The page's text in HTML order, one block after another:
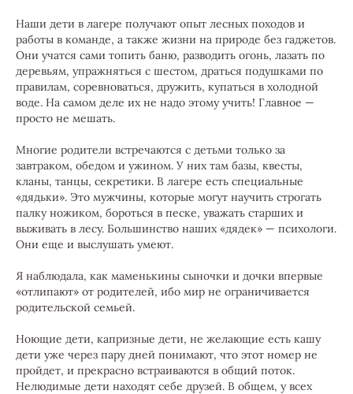
Наши дети в лагере получают опыт лесных походов и
работы в команде, а также жизни на природе без гаджетов.
Они учатся сами топить баню, разводить огонь, лазать по
деревьям, упражняться с шестом, драться подушками по
правилам, соревноваться, дружить, купаться в холодной
воде. На самом деле их не надо этому учить! Главное —
просто не мешать.
Многие родители встречаются с детьми только за
завтраком, обедом и ужином. У них там базы, квесты,
кланы, танцы, секретики. В лагере есть специальные
«дядьки». Это мужчины, которые могут научить строгать
палку ножиком, бороться в песке, уважать старших и
выживать в лесу. Большинство наших «дядек» — психологи.
Они еще и выслушать умеют.
Я наблюдала, как маменькины сыночки и дочки впервые
«отлипают» от родителей, ибо мир не ограничивается
родительской семьей.
Ноющие дети, капризные дети, не желающие есть кашу
дети уже через пару дней понимают, что этот номер не
пройдет, и прекрасно встраиваются в общий поток.
Нелюдимые дети находят себе друзей. В общем, у всех